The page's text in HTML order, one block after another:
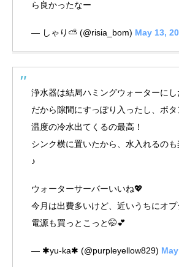
ら良かったなー
— しゃり⛅ (@risia_bom) May 13,
浄水器は結局ハミングウォーターに
だから隙間にすっぽり入ったし、ボ
温度の冷水出てくるの最高！
シンク横に置いたから、水入れるの
♪
ウォーターサーバーいいね💖
今月は出費多いけど、近いうちにオ
電源も買っとこっと🤭💕
— ✱yu-ka✱ (@purpleyellow829)